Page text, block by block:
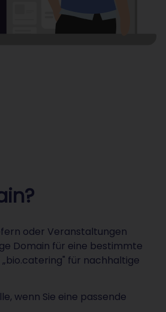
oder Veranstaltungen
Domain für eine bestimmte
für nachhaltige
wenn Sie eine passende